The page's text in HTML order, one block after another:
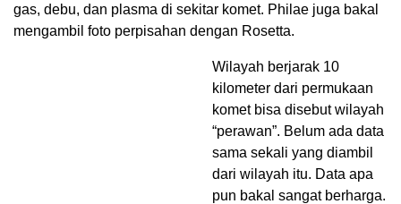
gas, debu, dan plasma di sekitar komet. Philae juga bakal
mengambil foto perpisahan dengan Rosetta.
Wilayah berjarak 10
kilometer dari permukaan
komet bisa disebut wilayah
“perawan”. Belum ada data
sama sekali yang diambil
dari wilayah itu. Data apa
pun bakal sangat berharga.